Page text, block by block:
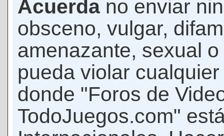
Acuerda no enviar
obsceno, vulgar,
amenazante, sexual
pueda violar
donde "Foros de
TodoJuegos.com"